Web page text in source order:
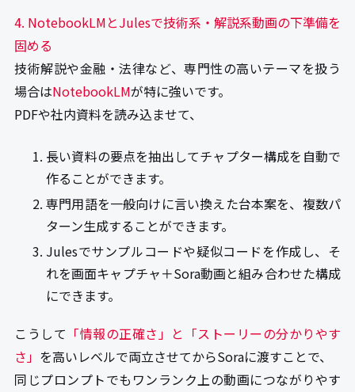
4. NotebookLMとJulesで技術系・解説系動画の下準備を
固める
技術解説や金融・法律など、専門性の高いテーマを扱う
場合はNotebookLMが特に強いです。
PDFや社内資料を読み込ませて、
長い資料の要点を抽出してチャプター構成を自動で
作ることができます。
専門用語を一般向けに言い換えた台本案を、複数パ
ターン生成することができます。
Julesでサンプルコードや疑似コードを作成し、そ
れを画面キャプチャ＋Sora動画と組み合わせた構成
にできます。
こうして 「情報の正確さ」と「ストーリーの分かりやす
さ」 を高いレベルで両立させてからSoraに渡すことで、
同じプロンプトでもワンランク上の動画につながりやす